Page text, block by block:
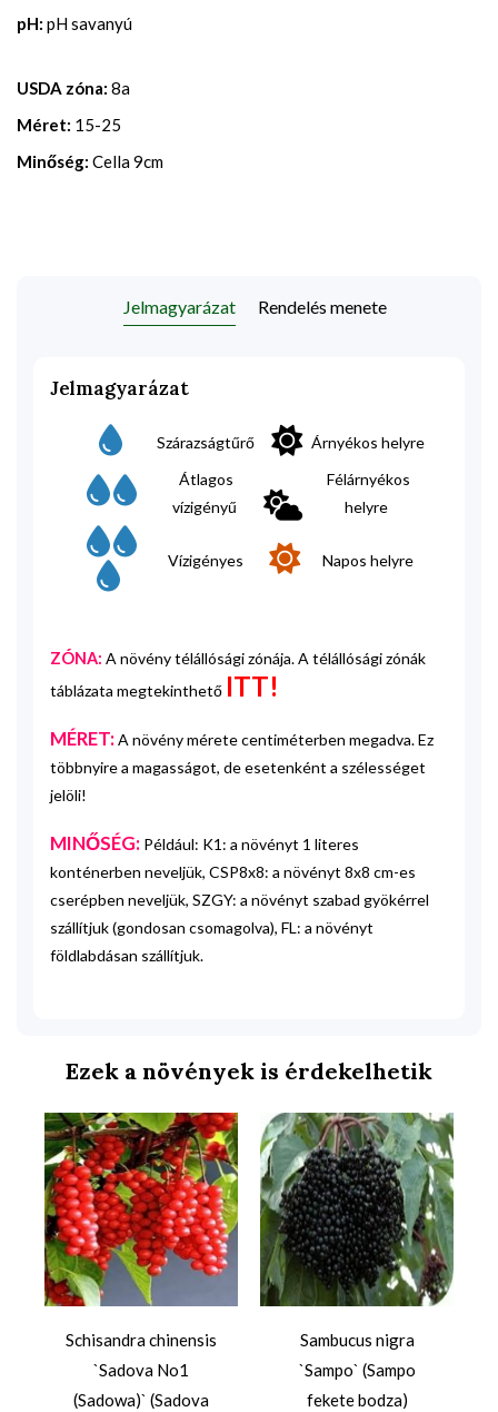
pH: pH savanyú
USDA zóna: 8a
Méret: 15-25
Minőség: Cella 9cm
Jelmagyarázat Rendelés menete
Jelmagyarázat
Szárazságtűrő
Árnyékos helyre
Átlagos
vízigényű
Félárnyékos
helyre
Vízigényes Napos helyre
ZÓNA: A növény télállósági zónája. A télállósági zónák
táblázata megtekinthető ITT!
MÉRET:A növény mérete centiméterben megadva. Ez
többnyire a magasságot, de esetenként a szélességet
jelöli!
MINŐSÉG: Például: K1: a növényt 1 literes
konténerben neveljük, CSP8x8: a növényt 8x8 cm-es
cserépben neveljük, SZGY: a növényt szabad gyökérrel
szállítjuk (gondosan csomagolva), FL: a növényt
földlabdásan szállítjuk.
Ezek a növények is érdekelhetik
Schisandra chinensis
`Sadova No1
(Sadowa)` (Sadova
Sambucus nigra
`Sampo` (Sampo
fekete bodza)